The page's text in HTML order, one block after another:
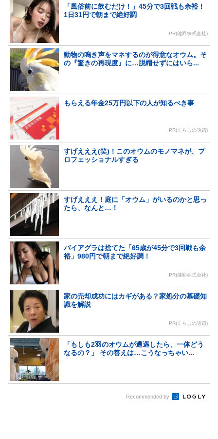
「風俗前に飲むだけ！」45分で3回戦も余裕！
1日31円で朝まで絶好調
PR(健商株式会社)
動物の鳴き声をマネするのが得意なオウム。そ
の『驚きの再現度』に…脱帽せずにはいら...
もらえる年金25万円以下の人が知るべき事
PR(くらしの話題)
すげえええ(笑)！このオウムのモノマネが、プ
ロフェッショナルすぎる
すげえええ！庭に「オウム」がいるのかと思っ
たら、なんと…！
バイアグラは捨てた「65歳が45分で3回戦も余
裕」980円で朝まで絶好調！
PR(健商株式会社)
家の売却成功にはカギがある？家処分の基礎知
識を解説
PR(くらしの話題)
「もしも2羽のオウムが遭遇したら、一体どう
なるの？」 その答えは…こうなっちゃい...
Recommended by